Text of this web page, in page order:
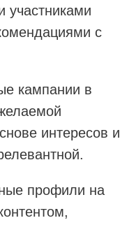
участниками
с
кампании в
интересов и
профили на